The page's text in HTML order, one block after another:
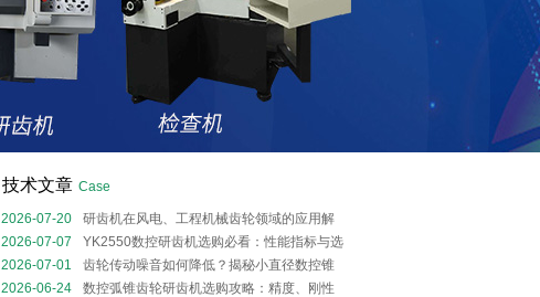
技术文章 Case
2026-07-20
研齿机在风电、工程机械齿轮领域的应用解
析
2026-07-07
YK2550数控研齿机选购必看：性能指标与选
型实用指南
2026-07-01
齿轮传动噪音如何降低？揭秘小直径数控锥
齿轮研齿机的齿面修形核心技术
2026-06-24
数控弧锥齿轮研齿机选购攻略：精度、刚性